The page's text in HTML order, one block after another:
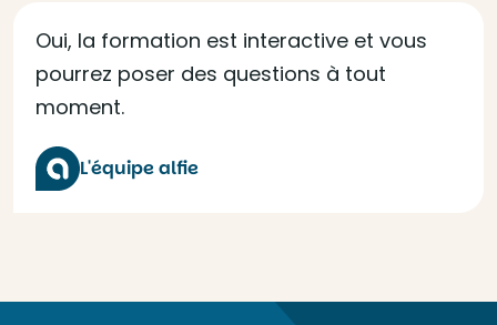
Oui, la formation est interactive et vous
pourrez poser des questions à tout
moment.
L'équipe alfie